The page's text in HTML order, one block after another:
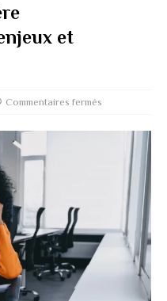
et
Commentaires fermés